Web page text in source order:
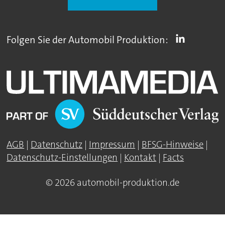
Folgen Sie der Automobil Produktion:
AGB | Datenschutz | Impressum | BFSG-Hinweise |
Datenschutz-Einstellungen | Kontakt | Facts
© 2026 automobil-produktion.de